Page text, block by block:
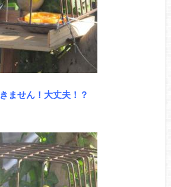
ません！大丈夫！？